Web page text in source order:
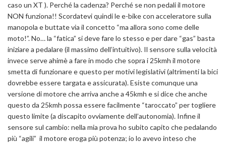
caso un XT ). Perché la cadenza? Perché se non pedali il motore
NON funziona!! Scordatevi quindi le e-bike con acceleratore sulla
manopola e buttate via il concetto “ma allora sono come delle
moto!”. No… la “fatica” si deve fare lo stesso e per dare “gas” basta
iniziare a pedalare (il massimo dell’intuitivo). Il sensore sulla velocità
invece serve ahimè a fare in modo che sopra i 25kmh il motore
smetta di funzionare e questo per motivi legislativi (altrimenti la bici
dovrebbe essere targata e assicurata). Esiste comunque una
versione di motore che arriva anche a 45kmh e si dice che anche
questo da 25kmh possa essere facilmente “taroccato” per togliere
questo limite (a discapito ovviamente dell’autonomia). Infine il
sensore sul cambio: nella mia prova ho subito capito che pedalando
più “agili” il motore eroga più potenza; io lo avevo inteso che